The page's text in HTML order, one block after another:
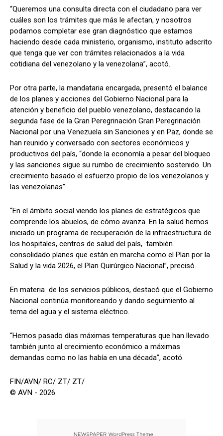
“Queremos una consulta directa con el ciudadano para ver
cuáles son los trámites que más le afectan, y nosotros
podamos completar ese gran diagnóstico que estamos
haciendo desde cada ministerio, organismo, instituto adscrito
que tenga que ver con trámites relacionados a la vida
cotidiana del venezolano y la venezolana”, acotó.
Por otra parte, la mandataria encargada, presentó el balance
de los planes y acciones del Gobierno Nacional para la
atención y beneficio del pueblo venezolano, destacando la
segunda fase de la Gran Peregrinación Gran Peregrinación
Nacional por una Venezuela sin Sanciones y en Paz, donde se
han reunido y conversado con sectores económicos y
productivos del país, “donde la economía a pesar del bloqueo
y las sanciones sigue su rumbo de crecimiento sostenido. Un
crecimiento basado el esfuerzo propio de los venezolanos y
las venezolanas”.
“En el ámbito social viendo los planes de estratégicos que
comprende los abuelos, de cómo avanza. En la salud hemos
iniciado un programa de recuperación de la infraestructura de
los hospitales, centros de salud del país, también
consolidado planes que están en marcha como el Plan por la
Salud y la vida 2026, el Plan Quirúrgico Nacional”, precisó.
En materia de los servicios públicos, destacó que el Gobierno
Nacional continúa monitoreando y dando seguimiento al
tema del agua y el sistema eléctrico.
“Hemos pasado días máximas temperaturas que han llevado
también junto al crecimiento económico a máximas
demandas como no las había en una década”, acotó.
FIN/AVN/ RC/ ZT/ ZT/
© AVN - 2026